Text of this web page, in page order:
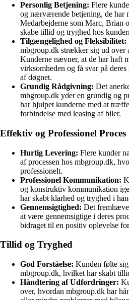
Personlig Betjening: Flere
og nærværende betjening, de har
Medarbejderne som Marc, Brian
skabe tillid og tryghed hos
Tilgængelighed og Fleksibilitet:
mbgroup.dk strækker sig ud over
Kunderne nævner, at de har haft
virksomheden og få svar på
af døgnet.
Grundig Rådgivning: Det
mbgroup.dk yder en grundig og
har hjulpet kunderne med at
forbindelse med leasing af biler.
Effektiv og Professionel Proces
Hurtig Levering: Flere kunder
af processen hos mbgroup.dk,
professionelt.
Professionel Kommunikation:
og konstruktiv kommunikation
har skabt klarhed og tryghed i
Gennemsigtighed: Det
at være gennemsigtige i deres
bidraget til en positiv oplevelse
Tillid og Tryghed
God Forståelse: Kunden følte
mbgroup.dk, hvilket har skabt
Håndtering af Udfordringer:
over, hvordan mbgroup.dk har